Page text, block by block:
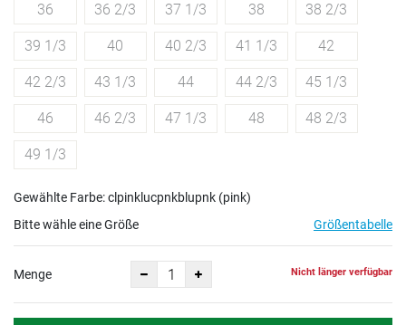
36 36 2/3 37 1/3 38 38 2/3
39 1/3 40 40 2/3 41 1/3 42
42 2/3 43 1/3 44 44 2/3 45 1/3
46 46 2/3 47 1/3 48 48 2/3
49 1/3
Gewählte Farbe: clpinklucpnkblupnk (pink)
Bitte wähle eine Größe
Größentabelle
Menge Nicht länger verfügbar